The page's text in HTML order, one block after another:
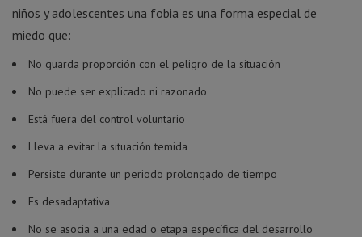
niños y adolescentes una fobia es una forma especial de
miedo que:
No guarda proporción con el peligro de la situación
No puede ser explicado ni razonado
Está fuera del control voluntario
Lleva a evitar la situación temida
Persiste durante un periodo prolongado de tiempo
Es desadaptativa
No se asocia a una edad o etapa específica del desarrollo